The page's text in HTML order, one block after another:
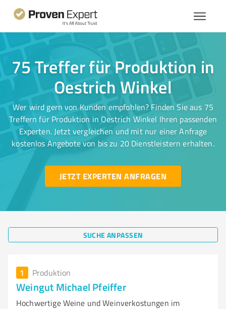
75 Treffer für Produktion in
Oestrich Winkel
Wer wird gern von Kunden empfohlen? Finden Sie aus 75
Treffern für Produktion in Oestrich Winkel Ihren passenden
Experten. Jetzt vergleichen und mit nur einer Anfrage
kostenlos Angebote von bis zu 20 Dienstleistern erhalten.
JETZT EXPERTEN ANFRAGEN
SUCHE ANPASSEN
1 Produktion
Weingut Michael Pfeiffer
Hochwertige Weine und Weinverkostungen im